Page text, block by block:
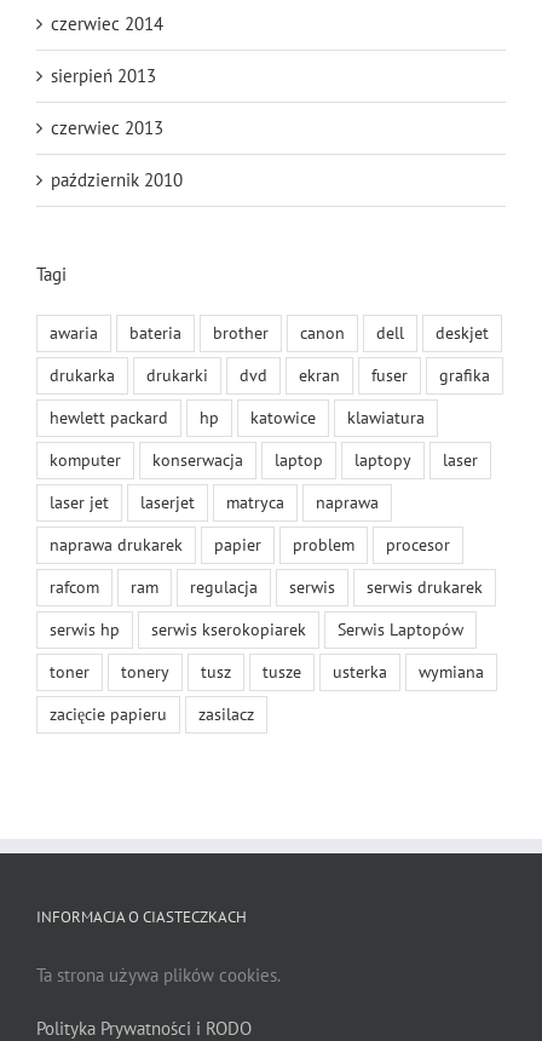
czerwiec 2014
sierpień 2013
czerwiec 2013
październik 2010
Tagi
awaria bateria brother canon dell
deskjet
drukarka
drukarki dvd ekran fuser
grafika
hewlett packard
hp katowice
klawiatura
komputer
konserwacja laptop laptopy
laser
laser jet
laserjet matryca
naprawa
naprawa drukarek
papier problem
procesor
rafcom
ram regulacja serwis
serwis drukarek
serwis hp
serwis kserokopiarek
Serwis Laptopów
toner
tonery tusz tusze usterka
wymiana
zacięcie papieru
zasilacz
INFORMACJA O CIASTECZKACH
Ta strona używa plików cookies.
Polityka Prywatności i RODO